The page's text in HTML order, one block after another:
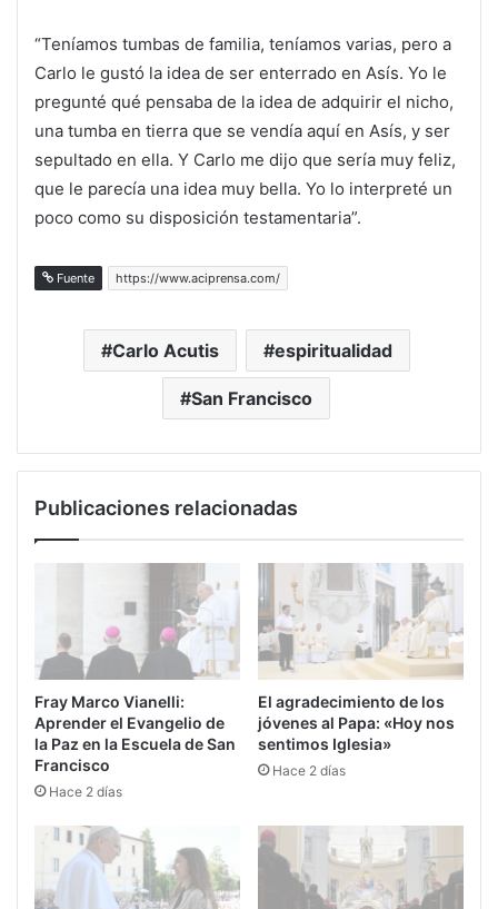
“Teníamos tumbas de familia, teníamos varias, pero a
Carlo le gustó la idea de ser enterrado en Asís. Yo le
pregunté qué pensaba de la idea de adquirir el nicho,
una tumba en tierra que se vendía aquí en Asís, y ser
sepultado en ella. Y Carlo me dijo que sería muy feliz,
que le parecía una idea muy bella. Yo lo interpreté un
poco como su disposición testamentaria”.
Fuente https://www.aciprensa.com/
Carlo Acutis espiritualidad
San Francisco
Publicaciones relacionadas
Fray Marco Vianelli:
Aprender el Evangelio de
la Paz en la Escuela de San
Francisco
Hace 2 días
El agradecimiento de los
jóvenes al Papa: «Hoy nos
sentimos Iglesia»
Hace 2 días